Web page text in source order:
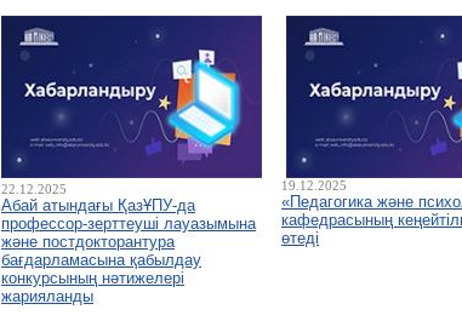
22.12.2025
Абай атындағы ҚазҰПУ-да
профессор-зерттеуші лауазымына
және постдокторантура
бағдарламасына қабылдау
конкурсының нәтижелері
жарияланды
19.12.2025
«Педагогика және
кафедрасының
өтеді